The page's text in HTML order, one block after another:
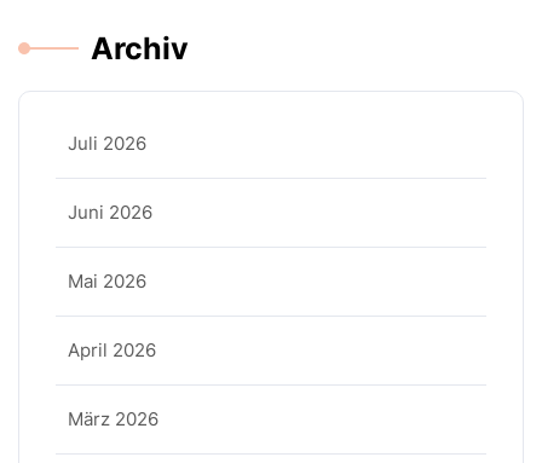
Archiv
Juli 2026
Juni 2026
Mai 2026
April 2026
März 2026